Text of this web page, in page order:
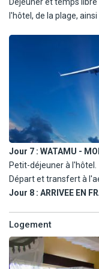
l'hôtel, de la plage,
Jour 7 : WATAMU -
Petit-déjeuner à l'hôtel.
Départ et transfert à
Jour 8 : ARRIVEE EN
Logement